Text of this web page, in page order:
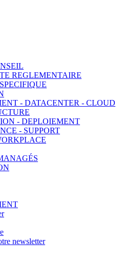
REGLEMENTAIRE
- DATACENTER - CLOUD
- DEPLOIEMENT
- SUPPORT
newsletter